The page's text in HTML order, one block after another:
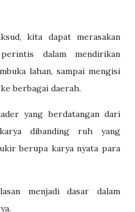
kita dapat merasakan
dalam mendirikan
lahan, sampai mengisi
berbagai daerah.
yang berdatangan dari
dibanding ruh yang
berupa karya nyata para
menjadi dasar dalam